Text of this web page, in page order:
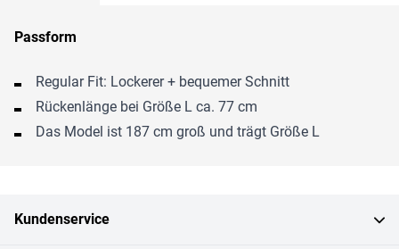
Passform
Regular Fit: Lockerer + bequemer Schnitt
Rückenlänge bei Größe L ca. 77 cm
Das Model ist 187 cm groß und trägt Größe L
Kundenservice